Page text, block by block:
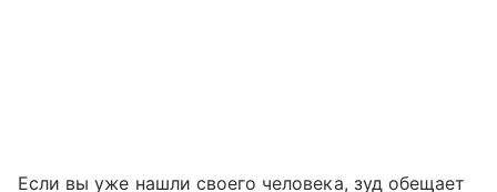
Если вы уже нашли своего человека, зуд обещает